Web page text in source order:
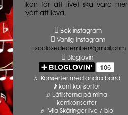
kan för att livet ska vara mer
värt att leva.
Bok-instagram
Vanlig-instagram
soclosedecember@gmail.com
Bloglovin'
♬ Konserter med andra band
♪ kent konserter
♫ Låtlistorna på mina
kentkonserter
♬ Mia Skäringer live / bio